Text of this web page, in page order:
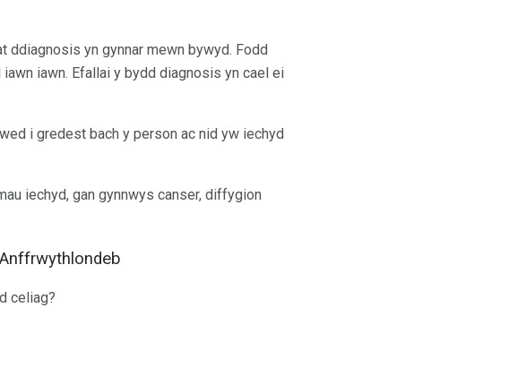
ddiagnosis yn gynnar mewn bywyd. Fodd
iawn. Efallai y bydd diagnosis yn cael ei
i gredest bach y person ac nid yw iechyd
iechyd, gan gynnwys canser, diffygion
celiag?